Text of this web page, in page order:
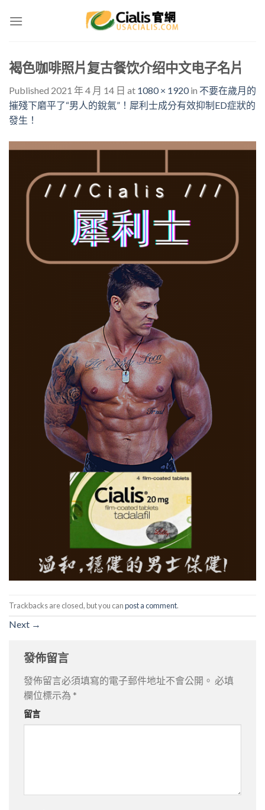
褐色咖啡照片复古餐饮介绍中文电子名片
Published 2021 年 4 月 14 日 at 1080 × 1920in 不要在歲月的
摧殘下磨平了“男人的銳氣”！犀利士成分有效抑制ED症狀的
發生！
Trackbacks are closed, but you canpost a comment.
Next →
發佈留言
發佈留言必須填寫的電子郵件地址不會公開。 必填
欄位標示為 *
留言